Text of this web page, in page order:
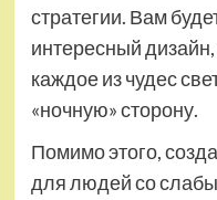
стратегии. Вам
интересный
каждое из чудес
«ночную» сторону.
Помимо этого,
для людей со